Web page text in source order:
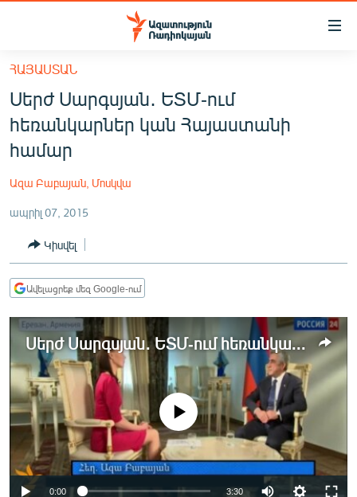
Մատչելիության
հիմնական
բովանդակությանը
Անցնել
հիմնական
մենյուին
ՀԱՅԱՍՏԱՆ
ՔԱՂԱՔԱԿԱՆ
ՏՆՏԵՍՈՒԹՅՈՒՆ
ՂԱՐԱԲԱՂ
ՏԱՐԱԾԱՇՐՋԱՆ
ՄԻՋԱԶԳԱՅԻՆ
ՄՇԱԿՈՒՅԹ
ՍՊՈՐՏ
ՄԵԿՆԱԲԱՆՈՒԹՅՈՒՆ
ՏՏ ԵՒ ԻՆՏԵՐՆԵՏ
ՀԱՅԱՍՏԱՆ
Սերժ Սարգսյան․ ԵՏՄ-ում
հեռանկարներ կան Հայաստանի
համար
Ազա Բաբայան, Մոսկվա
ապրիլ 07, 2015
Կիսվել
Ավելացրեք մեզ Google-ում
Սերժ Սարգսյան․ ԵՏՄ-ում հեռանկարներ կան Հայաստանի համար
No media source currently available
0:00 3:30